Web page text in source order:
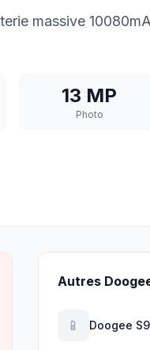
massive
13 MP
Photo
Autres
📱 Doogee